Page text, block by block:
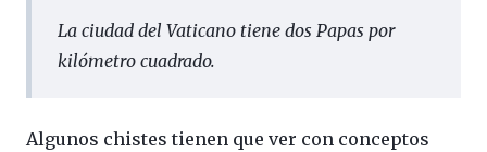
La ciudad del Vaticano tiene dos Papas por
kilómetro cuadrado.
Algunos chistes tienen que ver con conceptos